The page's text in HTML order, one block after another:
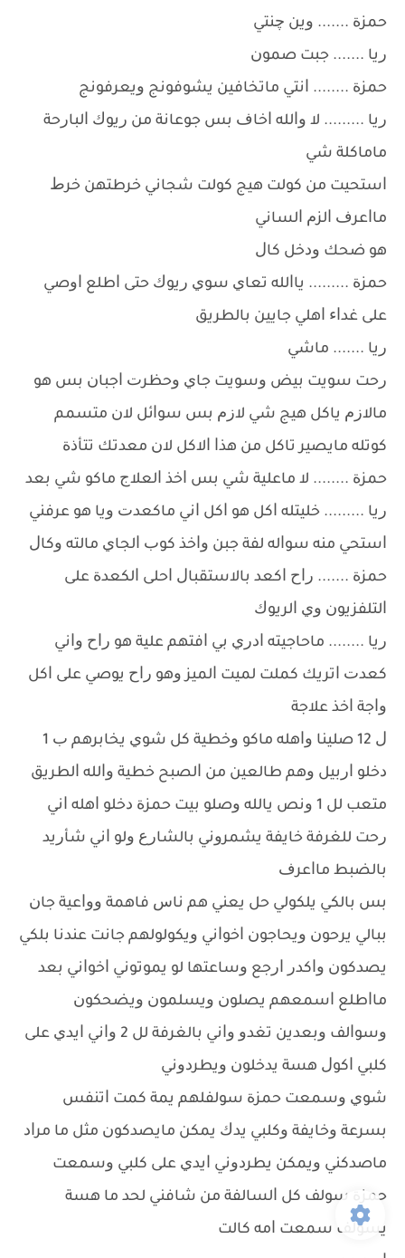
ﺣﻤﺰﺓ ....... ﻭﻳﻦ ﭼﻨﺘﻲ
ﺭﻳﺎ ....... ﺟﺒﺖ ﺻﻤﻮﻥ
ﺣﻤﺰﺓ ........ ﺍﻧﺘﻲ ﻣﺎﺗﺨﺎﻓﻴﻦ ﻳﺸﻮﻓﻮﻧﺞ ﻭﻳﻌﺮﻓﻮﻧﺞ
ﺭﻳﺎ ......... ﻻ ﻭﺍﻟﻠﻪ ﺍﺧﺎﻑ ﺑﺲ ﺟﻮﻋﺎﻧﺔ ﻣﻦ ﺭﻳﻮﻙ ﺍﻟﺒﺎﺭﺣﺔ
ﻣﺎﻣﺎﻛﻠﺔ ﺷﻲ
ﺍﺳﺘﺤﻴﺖ ﻣﻦ ﻛﻮﻟﺖ ﻫﻴﺞ ﻛﻮﻟﺖ ﺷﺠﺎﻧﻲ ﺧﺮﻃﺘﻬﻦ ﺧﺮﻁ
ﻣﺎﺍﻋﺮﻑ ﺍﻟﺰﻡ ﺍﻟﺴﺎﻧﻲ
ﻫﻮ ﺿﺤﻚ ﻭﺩﺧﻞ ﻛﺎﻝ
ﺣﻤﺰﺓ ......... ﻳﺎﺍﻟﻠﻪ ﺗﻌﺎﻱ ﺳﻮﻱ ﺭﻳﻮﻙ ﺣﺘﻰ ﺍﻃﻠﻊ ﺍﻭﺻﻲ
ﻋﻠﻰ ﻏﺪﺍﺀ ﺍﻫﻠﻲ ﺟﺎﻳﻴﻦ ﺑﺎﻟﻄﺮﻳﻖ
ﺭﻳﺎ ....... ﻣﺎﺷﻲ
ﺭﺣﺖ ﺳﻮﻳﺖ ﺑﻴﺾ ﻭﺳﻮﻳﺖ ﺟﺎﻱ ﻭﺣﻈﺮﺕ ﺍﺟﺒﺎﻥ ﺑﺲ ﻫﻮ
ﻣﺎﻻﺯﻡ ﻳﺎﻛﻞ ﻫﻴﺞ ﺷﻲ ﻻﺯﻡ ﺑﺲ ﺳﻮﺍﺋﻞ ﻻﻥ ﻣﺘﺴﻤﻢ
ﻛﻮﺗﻠﻪ ﻣﺎﻳﺼﻴﺮ ﺗﺎﻛﻞ ﻣﻦ ﻫﺬﺍ ﺍﻻﻛﻞ ﻻﻥ ﻣﻌﺪﺗﻚ ﺗﺘﺄﺫﺓ
ﺣﻤﺰﺓ ........ ﻻ ﻣﺎﻋﻠﻴﺔ ﺷﻲ ﺑﺲ ﺍﺧﺬ ﺍﻟﻌﻼﺝ ﻣﺎﻛﻮ ﺷﻲ ﺑﻌﺪ
ﺭﻳﺎ ......... ﺧﻠﻴﺘﻠﻪ ﺍﻛﻞ ﻫﻮ ﺍﻛﻞ ﺍﻧﻲ ﻣﺎﻛﻌﺪﺕ ﻭﻳﺎ ﻫﻮ ﻋﺮﻓﻨﻲ
ﺍﺳﺘﺤﻲ ﻣﻨﻪ ﺳﻮﺍﻟﻪ ﻟﻔﺔ ﺟﺒﻦ ﻭﺍﺧﺬ ﻛﻮﺏ ﺍﻟﺠﺎﻱ ﻣﺎﻟﺘﻪ ﻭﻛﺎﻝ
ﺣﻤﺰﺓ ....... ﺭﺍﺡ ﺍﻛﻌﺪ ﺑﺎﻻﺳﺘﻘﺒﺎﻝ ﺍﺣﻠﻰ ﺍﻟﻜﻌﺪﺓ ﻋﻠﻰ
ﺍﻟﺘﻠﻔﺰﻳﻮﻥ ﻭﻱ ﺍﻟﺮﻳﻮﻙ
ﺭﻳﺎ ........ ﻣﺎﺣﺎﺟﻴﺘﻪ ﺍﺩﺭﻱ ﺑﻲ ﺍﻓﺘﻬﻢ ﻋﻠﻴﺔ ﻫﻮ ﺭﺍﺡ ﻭﺍﻧﻲ
ﻛﻌﺪﺕ ﺍﺗﺮﻳﻚ ﻛﻤﻠﺖ ﻟﻤﻴﺖ ﺍﻟﻤﻴﺰ ﻭﻫﻮ ﺭﺍﺡ ﻳﻮﺻﻲ ﻋﻠﻰ ﺍﻛﻞ
ﻭﺍﺟﺔ ﺍﺧﺬ ﻋﻼﺟﺔ
ﻝ 12 ﺻﻠﻴﻨﺎ ﻭﺍﻫﻠﻪ ﻣﺎﻛﻮ ﻭﺧﻄﻴﺔ ﻛﻞ ﺷﻮﻱ ﻳﺨﺎﺑﺮﻫﻢ ﺏ 1
ﺩﺧﻠﻮ ﺍﺭﺑﻴﻞ ﻭﻫﻢ ﻃﺎﻟﻌﻴﻦ ﻣﻦ ﺍﻟﺼﺒﺢ ﺧﻄﻴﺔ ﻭﺍﻟﻠﻪ ﺍﻟﻄﺮﻳﻖ
ﻣﺘﻌﺐ ﻟﻞ 1 ﻭﻧﺺ ﻳﺎﻟﻠﻪ ﻭﺻﻠﻮ ﺑﻴﺖ ﺣﻤﺰﺓ ﺩﺧﻠﻮ ﺍﻫﻠﻪ ﺍﻧﻲ
ﺭﺣﺖ ﻟﻠﻐﺮﻓﺔ ﺧﺎﻳﻔﺔ ﻳﺸﻤﺮﻭﻧﻲ ﺑﺎﻟﺸﺎﺭﻉ ﻭﻟﻮ ﺍﻧﻲ ﺷﺄﺭﻳﺪ
ﺑﺎﻟﻀﺒﻂ ﻣﺎﺍﻋﺮﻑ
ﺑﺲ ﺑﺎﻟﻜﻲ ﻳﻠﻜﻮﻟﻲ ﺣﻞ ﻳﻌﻨﻲ ﻫﻢ ﻧﺎﺱ ﻓﺎﻫﻤﺔ ﻭﻭﺍﻋﻴﺔ ﺟﺎﻥ
ﺑﺒﺎﻟﻲ ﻳﺮﺣﻮﻥ ﻭﻳﺤﺎﺟﻮﻥ ﺍﺧﻮﺍﻧﻲ ﻭﻳﻜﻮﻟﻮﻟﻬﻢ ﺟﺎﻧﺖ ﻋﻨﺪﻧﺎ ﺑﻠﻜﻲ
ﻳﺼﺪﻛﻮﻥ ﻭﺍﻛﺪﺭ ﺍﺭﺟﻊ ﻭﺳﺎﻋﺘﻬﺎ ﻟﻮ ﻳﻤﻮﺗﻮﻧﻲ ﺍﺧﻮﺍﻧﻲ ﺑﻌﺪ
ﻣﺎﺍﻃﻠﻊ ﺍﺳﻤﻌﻬﻢ ﻳﺼﻠﻮﻥ ﻭﻳﺴﻠﻤﻮﻥ ﻭﻳﻀﺤﻜﻮﻥ
ﻭﺳﻮﺍﻟﻒ ﻭﺑﻌﺪﻳﻦ ﺗﻐﺪﻭ ﻭﺍﻧﻲ ﺑﺎﻟﻐﺮﻓﺔ ﻟﻞ 2 ﻭﺍﻧﻲ ﺍﻳﺪﻱ ﻋﻠﻰ
ﻛﻠﺒﻲ ﺍﻛﻮﻝ ﻫﺴﺔ ﻳﺪﺧﻠﻮﻥ ﻭﻳﻄﺮﺩﻭﻧﻲ
ﺷﻮﻱ ﻭﺳﻤﻌﺖ ﺣﻤﺰﺓ ﺳﻮﻟﻔﻠﻬﻢ ﻳﻤﺔ ﻛﻤﺖ ﺍﺗﻨﻔﺲ
ﺑﺴﺮﻋﺔ ﻭﺧﺎﻳﻔﺔ ﻭﻛﻠﺒﻲ ﻳﺪﻙ ﻳﻤﻜﻦ ﻣﺎﻳﺼﺪﻛﻮﻥ ﻣﺜﻞ ﻣﺎ ﻣﺮﺍﺩ
ﻣﺎﺻﺪﻛﻨﻲ ﻭﻳﻤﻜﻦ ﻳﻄﺮﺩﻭﻧﻲ ﺍﻳﺪﻱ ﻋﻠﻰ ﻛﻠﺒﻲ ﻭﺳﻤﻌﺖ
ﺣﻤﺰﺓ ﺳﻮﻟﻒ ﻛﻞ ﺍﻟﺴﺎﻟﻔﺔ ﻣﻦ ﺷﺎﻓﻨﻲ ﻟﺤﺪ ﻣﺎ ﻫﺴﺔ
ﻳﺴﻮﻟﻒ ﺳﻤﻌﺖ ﺍﻣﻪ ﻛﺎﻟﺖ